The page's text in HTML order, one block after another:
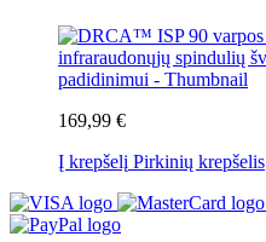
169,99 €
Į krepšelį Pirkinių krepšelis